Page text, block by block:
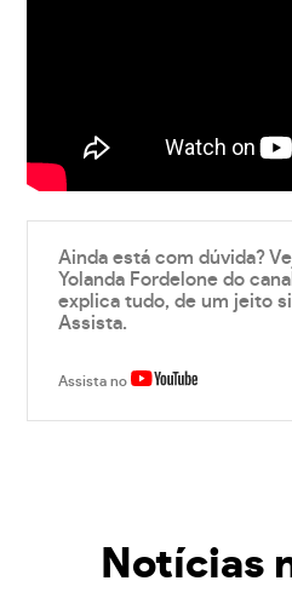
Ainda está com dúvida?
Yolanda Fordelone do
explica tudo, de um jeito
Assista.
Assista no
Notícias